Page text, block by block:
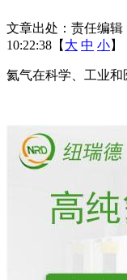
文章出处： 责任编辑
10:22:38【 大 中 小】
氦气在科学、工业和